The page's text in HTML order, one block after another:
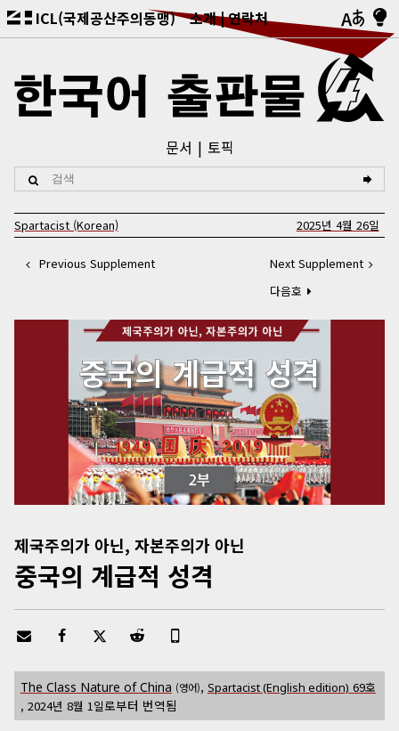
ICL(국제공산주의동맹) 소개 연락처
문서 토픽
Spartacist (Korean) 2025년 4월 26일
Previous Supplement
Next Supplement
다음호
제국주의가 아닌, 자본주의가 아닌
중국의 계급적 성격
The Class Nature of China (영어), Spartacist (English edition) 69호
, 2024년 8월 1일로부터 번역됨